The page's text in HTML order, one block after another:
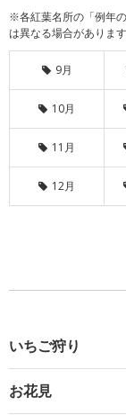
※各紅葉名所の「例年
は異なる場合がありま
9月
10月
11月
12月
いちご狩り
お花見